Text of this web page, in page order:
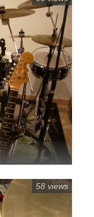
58 views